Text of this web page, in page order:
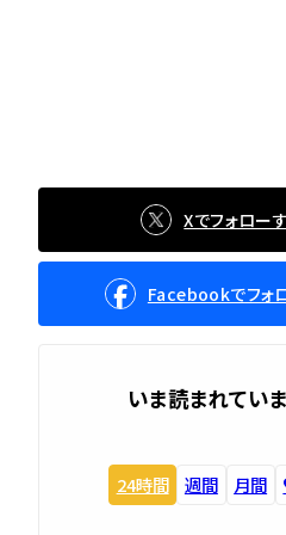
Xでフォロー
Facebookでフォ
いま読まれていま
24時間 週間 月間